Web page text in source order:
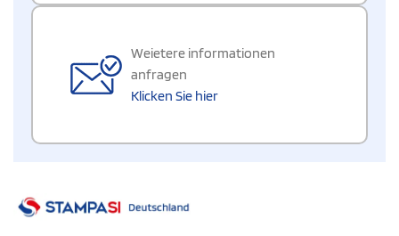
Weietere informationen
anfragen
Klicken Sie hier